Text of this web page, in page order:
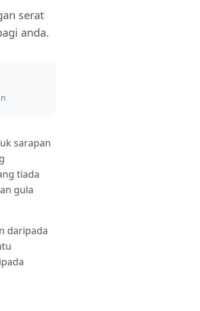
serat
anda.
sarapan
tiada
gula
daripada